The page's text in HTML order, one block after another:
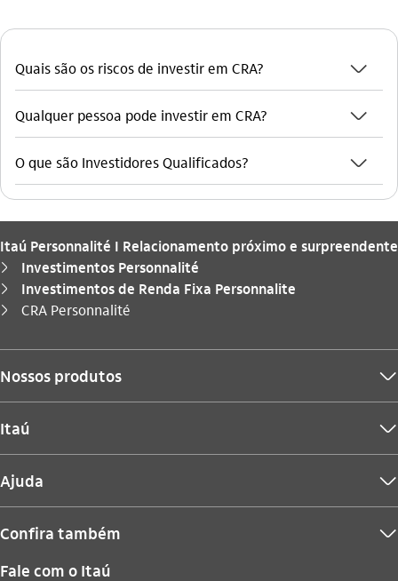
Quais são os riscos de investir em CRA? seta_baixo
Qualquer pessoa pode investir em CRA? seta_baixo
O que são Investidores Qualificados? seta_baixo
Itaú Personnalité I Relacionamento próximo e surpreendente
seta_direita Investimentos Personnalité
seta_direita Investimentos de Renda Fixa Personnalite
seta_direita
Você está aqui:
CRA Personnalité
Nossos produtos seta_baixo
Itaú seta_baixo
Ajuda seta_baixo
Confira também seta_baixo
Fale com o Itaú